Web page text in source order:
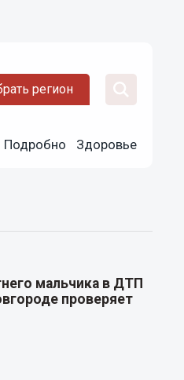
регион
Подробно Здоровье
мальчика в ДТП
проверяет